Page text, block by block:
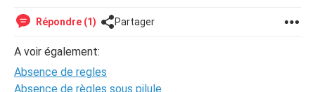
Répondre (1) Partager
A voir également:
Absence de regles
Absence de règles sous pilule